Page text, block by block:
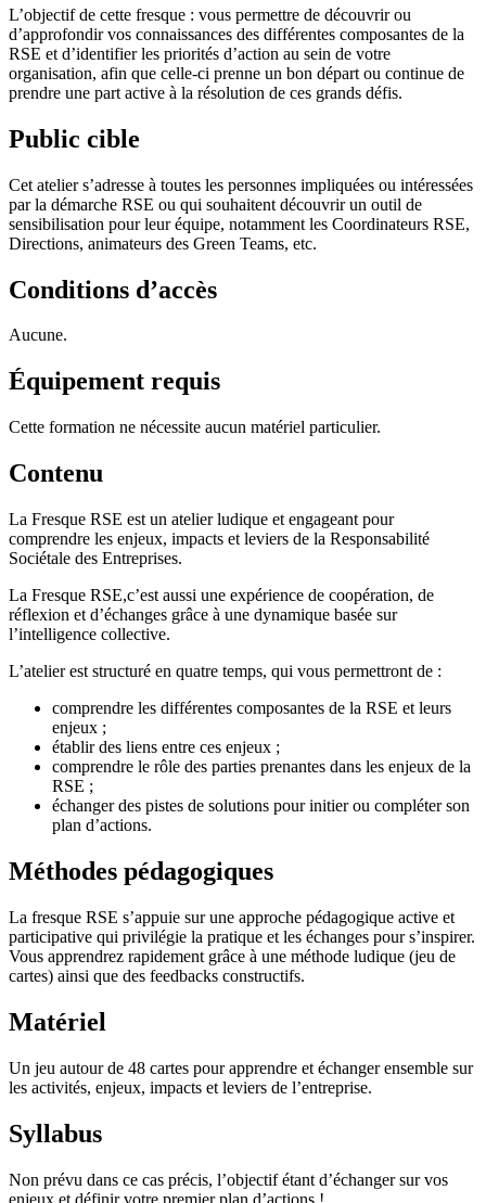
L’objectif de cette fresque : vous permettre de découvrir ou
d’approfondir vos connaissances des différentes composantes de la
RSE et d’identifier les priorités d’action au sein de votre
organisation, afin que celle-ci prenne un bon départ ou continue de
prendre une part active à la résolution de ces grands défis.
Public cible
Cet atelier s’adresse à toutes les personnes impliquées ou intéressées
par la démarche RSE ou qui souhaitent découvrir un outil de
sensibilisation pour leur équipe, notamment les Coordinateurs RSE,
Directions, animateurs des Green Teams, etc.
Conditions d’accès
Aucune.
Équipement requis
Cette formation ne nécessite aucun matériel particulier.
Contenu
La Fresque RSE est un atelier ludique et engageant pour
comprendre les enjeux, impacts et leviers de la Responsabilité
Sociétale des Entreprises.
La Fresque RSE,c’est aussi une expérience de coopération, de
réflexion et d’échanges grâce à une dynamique basée sur
l’intelligence collective.
L’atelier est structuré en quatre temps, qui vous permettront de :
comprendre les différentes composantes de la RSE et leurs
enjeux ;
établir des liens entre ces enjeux ;
comprendre le rôle des parties prenantes dans les enjeux de la
RSE ;
échanger des pistes de solutions pour initier ou compléter son
plan d’actions.
Méthodes pédagogiques
La fresque RSE s’appuie sur une approche pédagogique active et
participative qui privilégie la pratique et les échanges pour s’inspirer.
Vous apprendrez rapidement grâce à une méthode ludique (jeu de
cartes) ainsi que des feedbacks constructifs.
Matériel
Un jeu autour de 48 cartes pour apprendre et échanger ensemble sur
les activités, enjeux, impacts et leviers de l’entreprise.
Syllabus
Non prévu dans ce cas précis, l’objectif étant d’échanger sur vos
enjeux et définir votre premier plan d’actions !